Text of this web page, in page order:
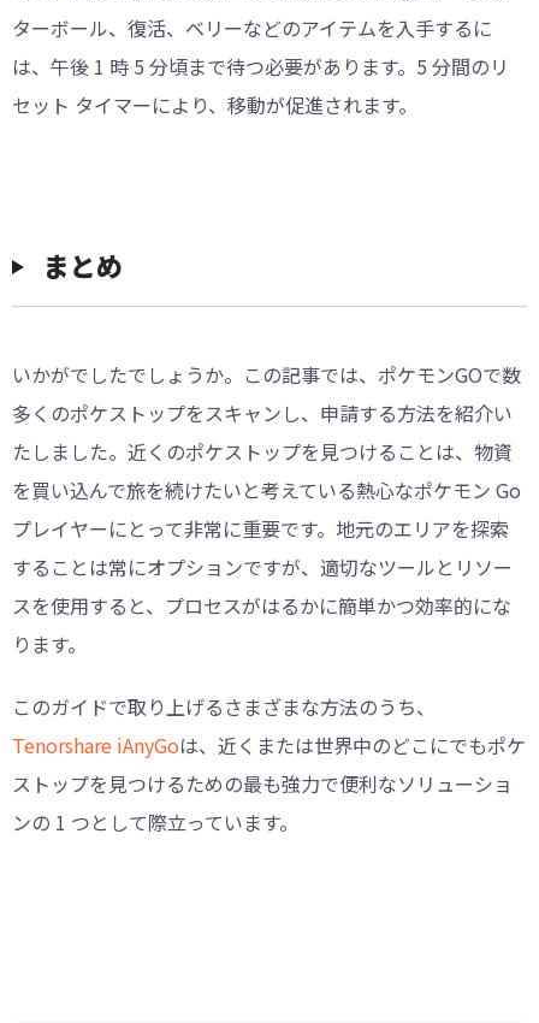
ターボール、復活、ベリーなどのアイテムを入手するに
は、午後 1 時 5 分頃まで待つ必要があります。5 分間のリ
セット タイマーにより、移動が促進されます。
まとめ
いかがでしたでしょうか。この記事では、ポケモンGOで数
多くのポケストップをスキャンし、申請する方法を紹介い
たしました。近くのポケストップを見つけることは、物資
を買い込んで旅を続けたいと考えている熱心なポケモン Go
プレイヤーにとって非常に重要です。地元のエリアを探索
することは常にオプションですが、適切なツールとリソー
スを使用すると、プロセスがはるかに簡単かつ効率的にな
ります。
このガイドで取り上げるさまざまな方法のうち、
Tenorshare iAnyGoは、近くまたは世界中のどこにでもポケ
ストップを見つけるための最も強力で便利なソリューショ
ンの 1 つとして際立っています。